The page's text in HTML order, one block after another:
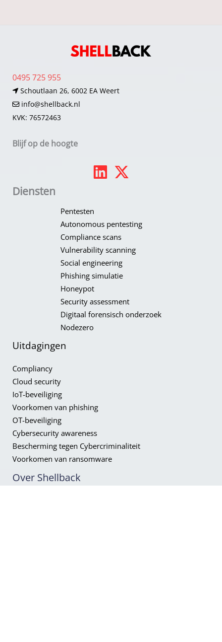
0495 725 955
Schoutlaan 26, 6002 EA Weert
info@shellback.nl
KVK: 76572463
Blijf op de hoogte
Diensten
Pentesten
Autonomous pentesting
Compliance scans
Vulnerability scanning
Social engineering
Phishing simulatie
Honeypot​
Security assessment
Digitaal forensisch onderzoek
Nodezero
Uitdagingen
Compliancy​
Cloud security
IoT-beveiliging
Voorkomen van phishing
OT-beveiliging
Cybersecurity awareness
Bescherming tegen Cybercriminaliteit
Voorkomen van ransomware
Over Shellback